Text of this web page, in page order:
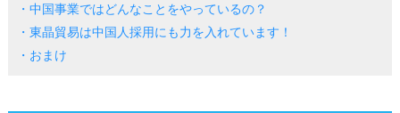
・中国事業ではどんなことをやっているの？
・東晶貿易は中国人採用にも力を入れています！
・おまけ